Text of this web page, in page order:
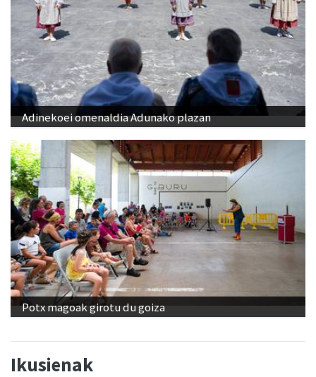
Adinekoei omenaldia Adunako plazan
Potx magoak girotu du goiza
Ikusienak